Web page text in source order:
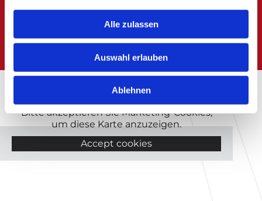
Alle zulassen
Auswahl erlauben
Ablehnen
Bitte akzeptieren Sie Marketing-Cookies,
um diese Karte anzuzeigen.
Accept cookies